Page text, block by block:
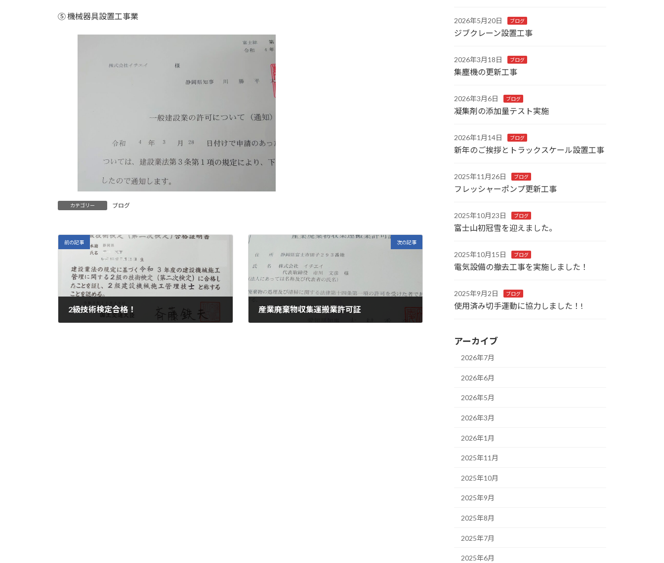
⑤ 機械器具設置工事業
カテゴリー ブログ
前の記事
2級技術検定合格！
次の記事
産業廃棄物収集運搬業許可証
2026年5月20日 ブログ
ジブクレーン設置工事
2026年3月18日 ブログ
集塵機の更新工事
2026年3月6日 ブログ
凝集剤の添加量テスト実施
2026年1月14日 ブログ
新年のご挨拶とトラックスケール設置工事
2025年11月26日 ブログ
フレッシャーポンプ更新工事
2025年10月23日 ブログ
富士山初冠雪を迎えました。
2025年10月15日 ブログ
電気設備の撤去工事を実施しました！
2025年9月2日 ブログ
使用済み切手運動に協力しました！!
アーカイブ
2026年7月
2026年6月
2026年5月
2026年3月
2026年1月
2025年11月
2025年10月
2025年9月
2025年8月
2025年7月
2025年6月